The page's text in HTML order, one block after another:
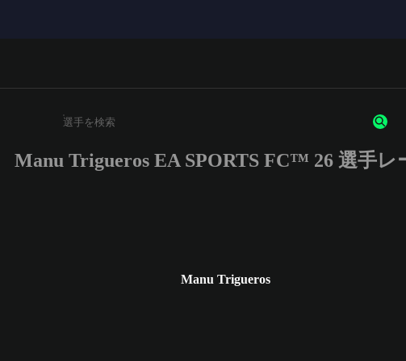
3文字以上の文字または数字を入力してください。
Manu Trigueros EA SPORTS FC™ 26 選手レ
Manu Trigueros